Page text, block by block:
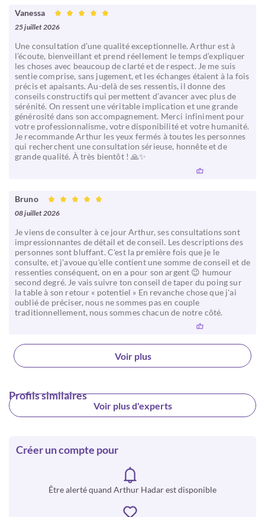
Vanessa
25 juillet 2026
Une consultation d’une qualité exceptionnelle. Arthur est à
l’écoute, bienveillant et prend réellement le temps d’expliquer
les choses avec beaucoup de clarté et de respect. Je me suis
sentie comprise, sans jugement, et les échanges étaient à la fois
précis et apaisants. Au-delà de ses ressentis, il donne des
conseils constructifs qui permettent d’avancer avec plus de
sérénité. On ressent une véritable implication et une grande
générosité dans son accompagnement. Merci infiniment pour
votre professionnalisme, votre disponibilité et votre humanité.
Je recommande Arthur les yeux fermés à toutes les personnes
qui recherchent une consultation sérieuse, honnête et de
grande qualité. À très bientôt ! 🙏✨
Bruno
08 juillet 2026
Je viens de consulter à ce jour Arthur, ses consultations sont
impressionnantes de détail et de conseil. Les descriptions des
personnes sont bluffant. C'est la première fois que je le
consulte, et j'avoue qu'elle contient une somme de conseil et de
ressenties conséquent, on en a pour son argent 😉 humour
second degré. Je vais suivre ton conseil de taper du poing sur
la table à son retour « potentiel » En revanche chose que j'ai
oublié de préciser, nous ne sommes pas en couple
traditionnellement, nous sommes chacun de notre côté.
Voir plus
Profils similaires
Voir plus d'experts
Créer un compte pour
Être alerté quand Arthur Hadar est disponible